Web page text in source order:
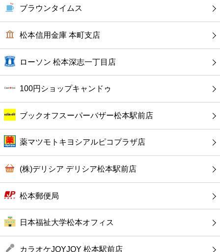
病院
ブラウンタイムス
松本信用金庫 本町支店
ローソン 松本深志一丁目店
100円ショップキャンドゥ
ブックオフスーパーバザー松本駅前店
薬マツモトキヨシアルピコプラザ店
(株)デリシア デリシア松本駅前店
松本郵便局
日本福祉大学松本オフィス
カラオケJOYJOY 松本駅前店